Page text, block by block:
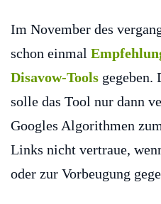
Im November des
schon einmal
Disavow-Tools gegeben.
solle das Tool nur dann
Googles Algorithmen
Links nicht vertraue,
oder zur Vorbeugung